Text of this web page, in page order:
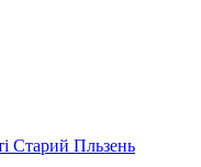
Старий Пльзень